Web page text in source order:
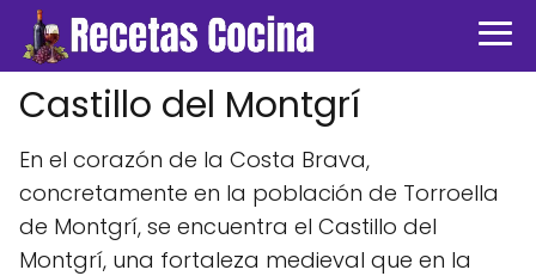
Castillo del Montgrí
En el corazón de la Costa Brava,
concretamente en la población de Torroella
de Montgrí, se encuentra el Castillo del
Montgrí, una fortaleza medieval que en la